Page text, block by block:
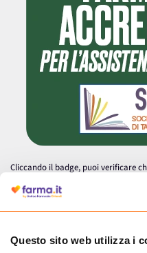
Questo sito web utilizza i
Cliccando il badge, puoi verificare
autorizzata dal Ministero della
medicinali.